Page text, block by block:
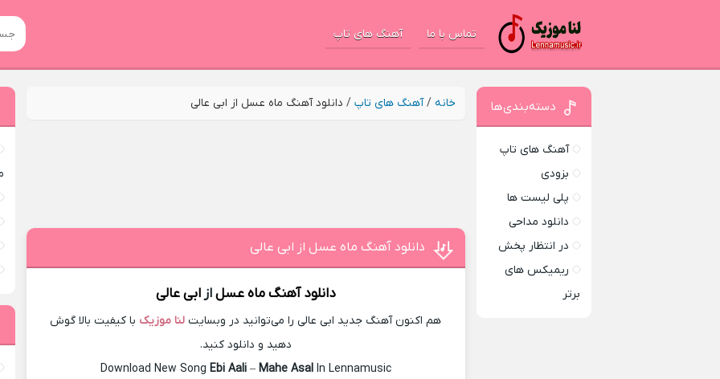
تماس با ما آهنگ های تاپ
خانه /آهنگ های تاپ / دانلود آهنگ ماه عسل از ابی عالی
دانلود آهنگ ماه عسل از ابی عالی
دانلود آهنگماه عسلازابی عالی
هم اکنون آهنگ جدید ابی عالی را می‌توانید در وبسایت لنا موزیک با کیفیت بالا گوش
دهید و دانلود کنید.
Download New Song Ebi Aali– Mahe AsalIn Lennamusic
دسته‌بندی‌ها
آهنگ های تاپ
بزودی
پلی لیست ها
دانلود مداحی
در انتظار پخش
ریمیکس های
برتر